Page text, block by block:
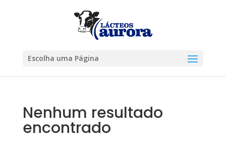
Escolha uma Página
Nenhum resultado
encontrado